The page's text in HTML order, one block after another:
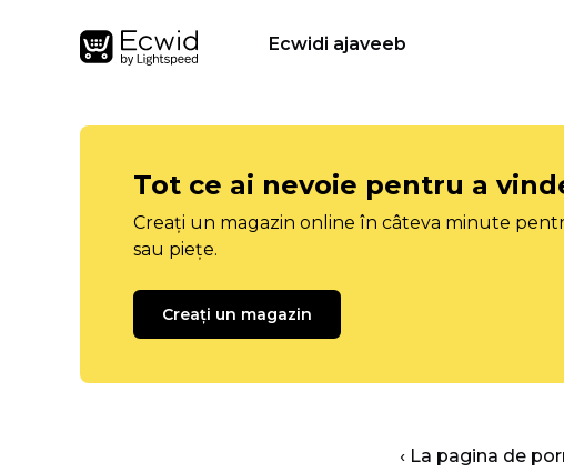
Ecwidi ajaveeb
Tot ce ai nevoie pentru a
Creați un magazin online în câteva minute
sau piețe.
Creați un magazin
‹ La pagina de